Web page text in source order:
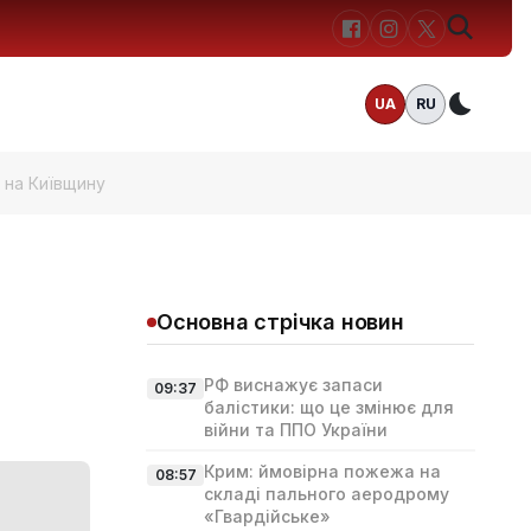
UA RU
на Київщину
Основна стрічка новин
09:37 РФ виснажує запаси
балістики: що це змінює для
війни та ППО України
08:57 Крим: ймовірна пожежа на
складі пального аеродрому
«Гвардійське»